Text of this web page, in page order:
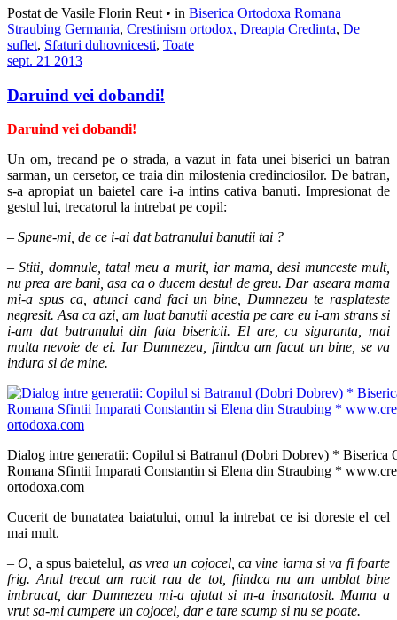
Postat de Vasile Florin Reut • in Biserica Ortodoxa Romana
Straubing Germania, Crestinism ortodox, Dreapta Credinta, De
suflet, Sfaturi duhovnicesti, Toate
sept. 21 2013
Daruind vei dobandi!
Daruind vei dobandi!
Un om, trecand pe o strada, a vazut in fata unei biserici un batran
sarman, un cersetor, ce traia din milostenia credinciosilor. De batran,
s-a apropiat un baietel care i-a intins cativa banuti. Impresionat de
gestul lui, trecatorul la intrebat pe copil:
– Spune-mi, de ce i-ai dat batranului banutii tai ?
– Stiti, domnule, tatal meu a murit, iar mama, desi munceste mult,
nu prea are bani, asa ca o ducem destul de greu. Dar aseara mama
mi-a spus ca, atunci cand faci un bine, Dumnezeu te rasplateste
negresit. Asa ca azi, am luat banutii acestia pe care eu i-am strans si
i-am dat batranului din fata bisericii. El are, cu siguranta, mai
multa nevoie de ei. Iar Dumnezeu, fiindca am facut un bine, se va
indura si de mine.
Dialog intre generatii: Copilul si Batranul (Dobri Dobrev) * Biserica
Romana Sfintii Imparati Constantin si Elena din Straubing *
ortodoxa.com
Cucerit de bunatatea baiatului, omul la intrebat ce isi doreste el cel
mai mult.
– O, a spus baietelul, as vrea un cojocel, ca vine iarna si va fi foarte
frig. Anul trecut am racit rau de tot, fiindca nu am umblat bine
imbracat, dar Dumnezeu mi-a ajutat si m-a insanatosit. Mama a
vrut sa-mi cumpere un cojocel, dar e tare scump si nu se poate.